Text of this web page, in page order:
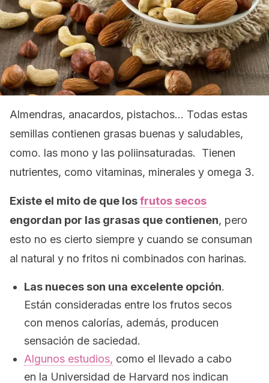
Almendras, anacardos, pistachos… Todas estas
semillas contienen grasas buenas y saludables,
como. las mono y las poliinsaturadas. Tienen
nutrientes, como vitaminas, minerales y omega 3.
Existe el mito de que losfrutos secos
engordan por las grasas que contienen, pero
esto no es cierto siempre y cuando se consuman
al natural y no fritos ni combinados con harinas.
Las nueces son una excelente opción.
Están consideradas entre los frutos secos
con menos calorías, además, producen
sensación de saciedad.
Algunos estudios, como el llevado a cabo
en la Universidad de Harvard nos indican